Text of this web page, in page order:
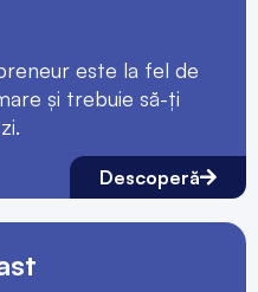
este la fel de
și trebuie să-ți
Descoperă